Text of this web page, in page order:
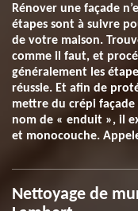
Rénover une façade
étapes sont à suivre
de votre maison.
comme il faut, et
généralement les
réussie. Et afin de
mettre du crépi
nom de « enduit », il
et monocouche.
Nettoyage de